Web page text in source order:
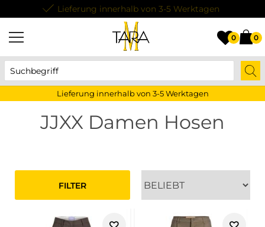
Lieferung innerhalb von 3-5 Werktagen
0 0
Lieferung innerhalb von 3-5 Werktagen
JJXX Damen Hosen
FILTER